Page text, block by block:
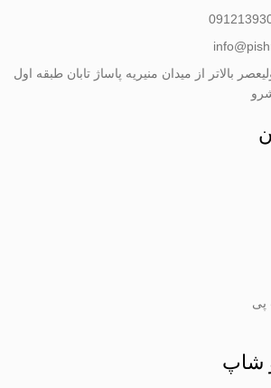
بالاتر از میدان منیریه پاساژ تابان طبقه اول
پی
شاپ